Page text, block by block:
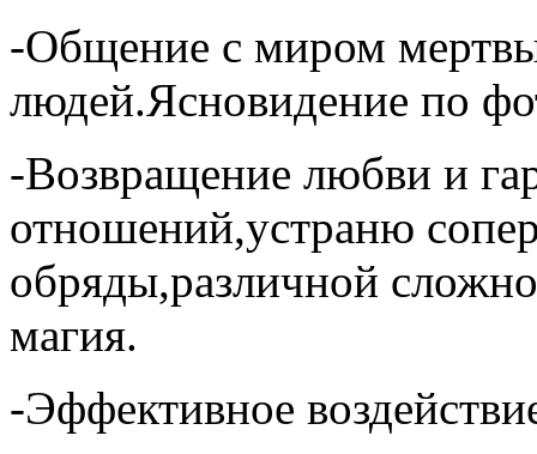
-Общение с миром
людей.Ясновидение по
-Возвращение любви и
отношений,устраню
обряды,различной
магия.
-Эффективное